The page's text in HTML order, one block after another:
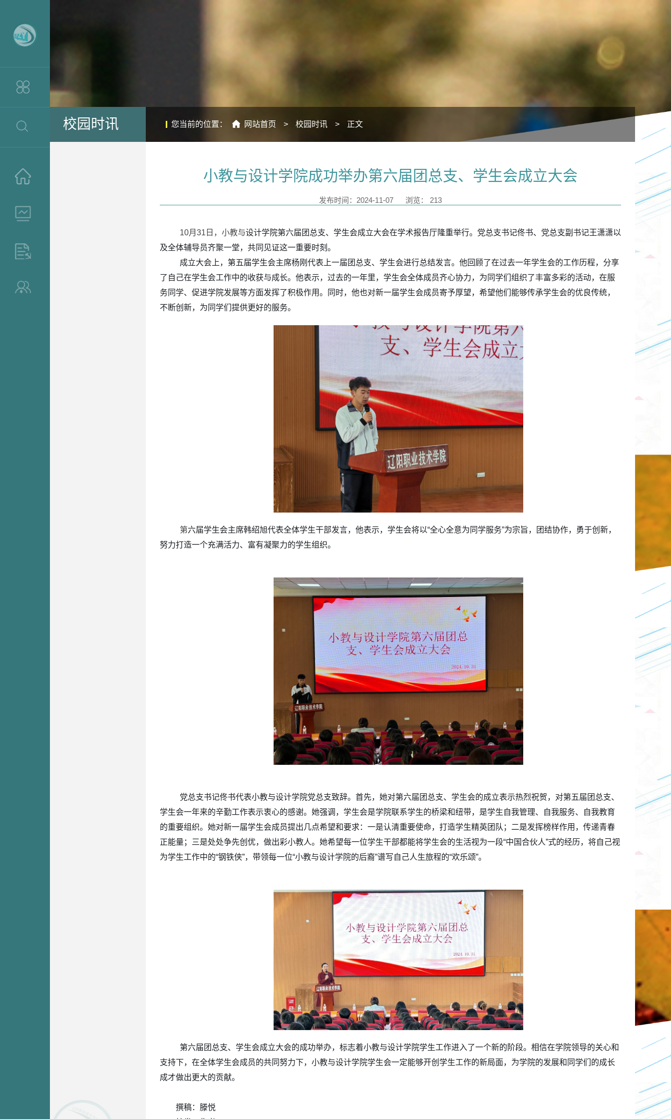
校园时讯 您当前的位置： 网站首页 > 校园时讯 > 正文
小教与设计学院成功举办第六届团总支、学生会成立大会
发布时间：2024-11-07 浏览： 213
10月31日，小教与设计学院第六届团总支、学生会成立大会在学术报告厅隆重举行。党总支书记佟书、党总支副书记王潇潇以
及全体辅导员齐聚一堂，共同见证这一重要时刻。
成立大会上，第五届学生会主席杨刚代表上一届团总支、学生会进行总结发言。他回顾了在过去一年学生会的工作历程，分享
了自己在学生会工作中的收获与成长。他表示，过去的一年里，学生会全体成员齐心协力，为同学们组织了丰富多彩的活动，在服
务同学、促进学院发展等方面发挥了积极作用。同时，他也对新一届学生会成员寄予厚望，希望他们能够传承学生会的优良传统，
不断创新，为同学们提供更好的服务。
第六届学生会主席韩绍旭代表全体学生干部发言，他表示，学生会将以“全心全意为同学服务”为宗旨，团结协作，勇于创新，
努力打造一个充满活力、富有凝聚力的学生组织。
党总支书记佟书代表小教与设计学院党总支致辞。首先，她对第六届团总支、学生会的成立表示热烈祝贺，对第五届团总支、
学生会一年来的辛勤工作表示衷心的感谢。她强调，学生会是学院联系学生的桥梁和纽带，是学生自我管理、自我服务、自我教育
的重要组织。她对新一届学生会成员提出几点希望和要求：一是认清重要使命，打造学生精英团队；二是发挥榜样作用，传递青春
正能量；三是处处争先创优，做出彩小教人。她希望每一位学生干部都能将学生会的生活视为一段“中国合伙人”式的经历，将自己视
为学生工作中的“钢铁侠”，带领每一位“小教与设计学院的后裔”谱写自己人生旅程的“欢乐颂”。
第六届团总支、学生会成立大会的成功举办，标志着小教与设计学院学生工作进入了一个新的阶段。相信在学院领导的关心和
支持下，在全体学生会成员的共同努力下，小教与设计学院学生会一定能够开创学生工作的新局面，为学院的发展和同学们的成长
成才做出更大的贡献。
撰稿：滕悦